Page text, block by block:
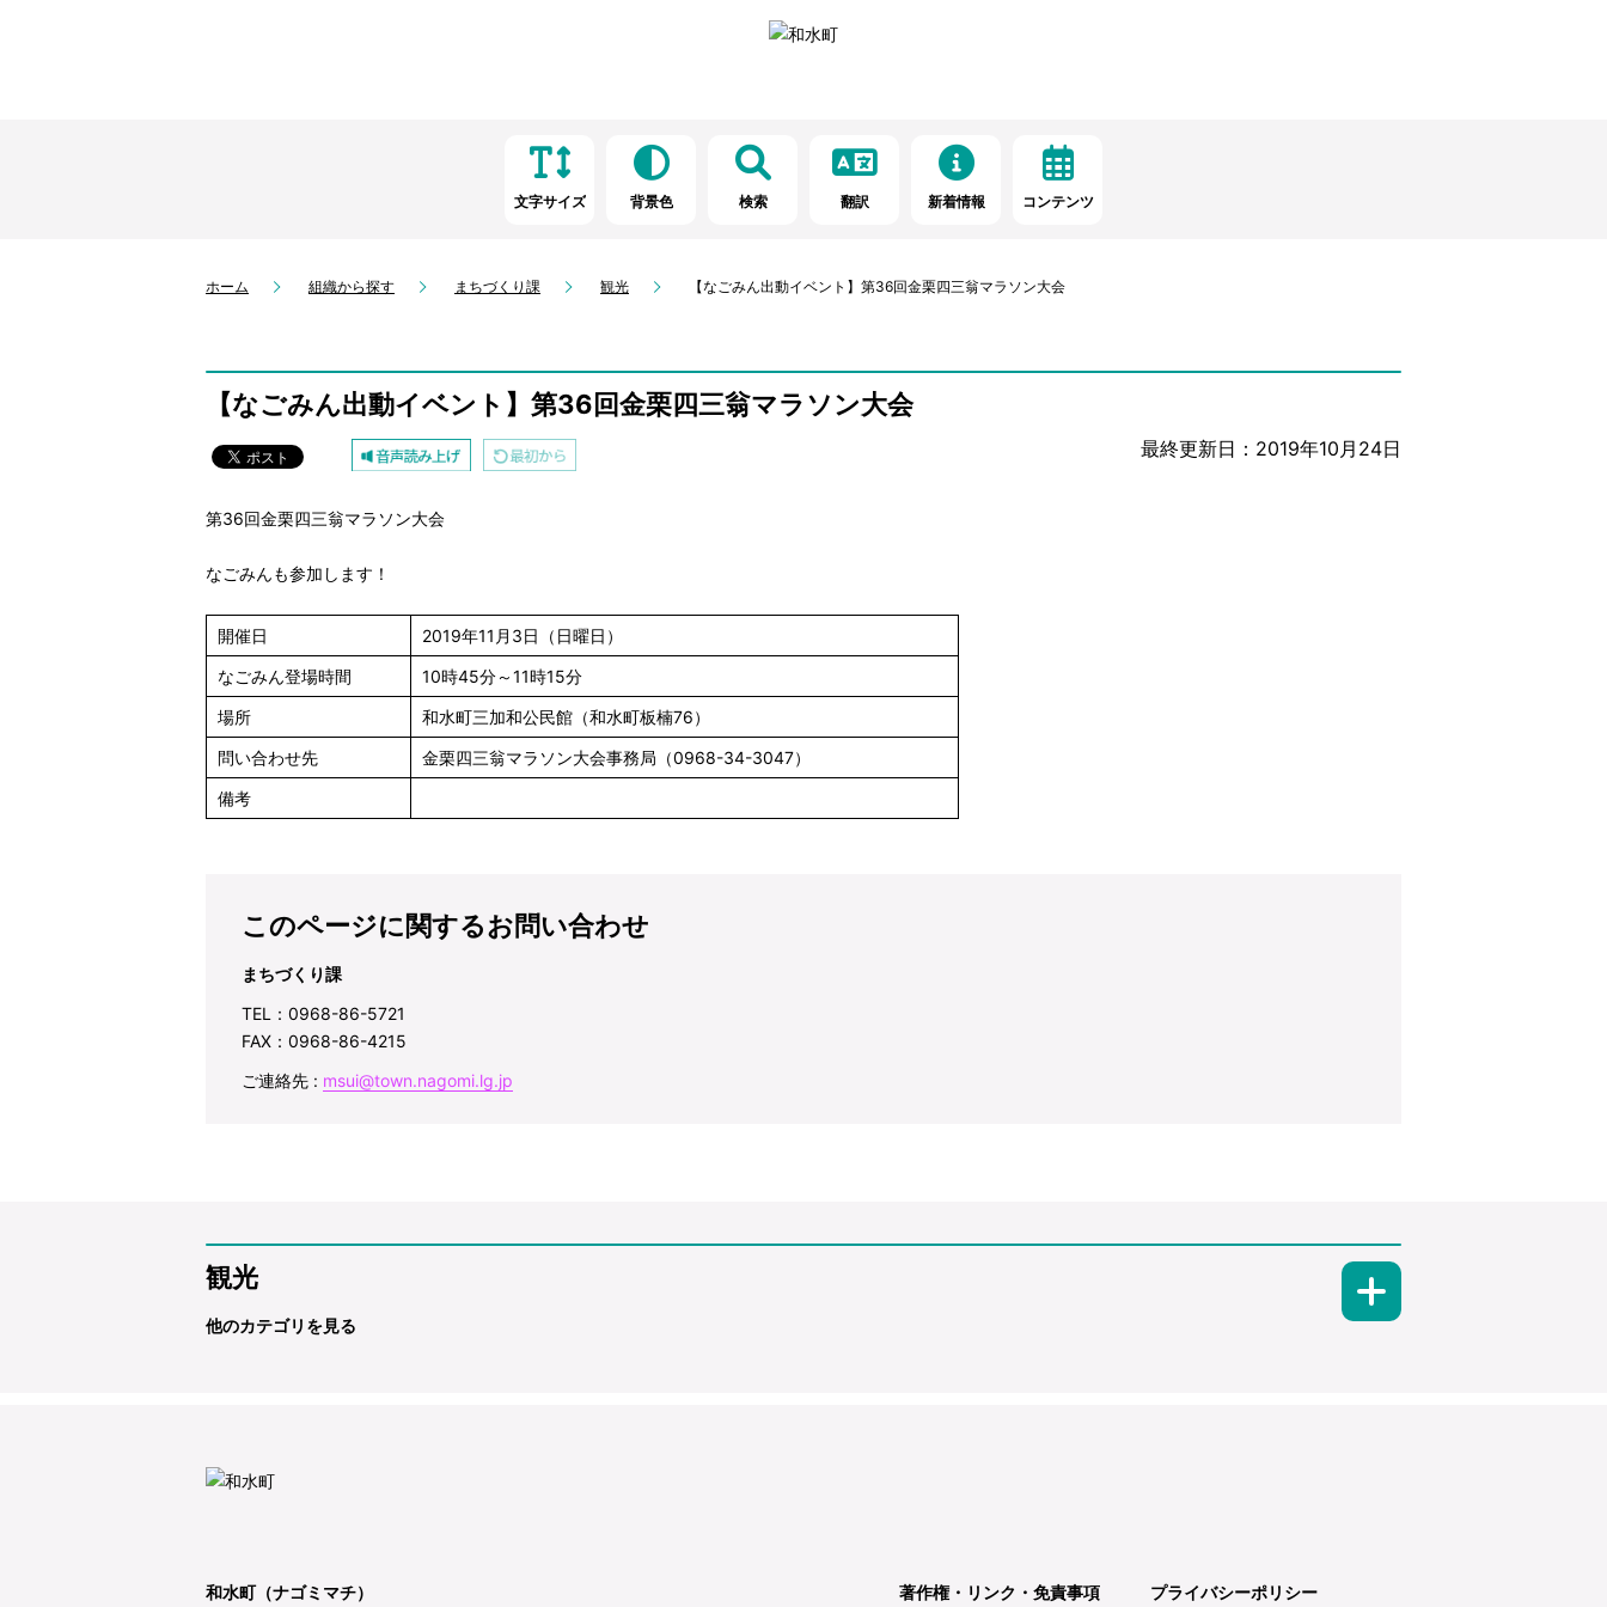
文字サイズ 背景色 検索 翻訳 新着情報 コンテンツ
ホーム 組織から探す まちづくり課 観光 【なごみん出動イベント】第36回金栗四三翁マラソン大会
【なごみん出動イベント】第36回金栗四三翁マラソン大会
最終更新日：2019年10月24日
第36回金栗四三翁マラソン大会
なごみんも参加します！
開催日
2019年11月3日（日曜日）
なごみん登場時間
10時45分～11時15分
場所
和水町三加和公民館（和水町板楠76）
問い合わせ先
金栗四三翁マラソン大会事務局（0968-34-3047）
備考
このページに関するお問い合わせ
まちづくり課
TEL：0968-86-5721
FAX：0968-86-4215
ご連絡先 : msui@town.nagomi.lg.jp
観光
他のカテゴリを見る
和水町（ナゴミマチ） 著作権・リンク・免責事項 プライバシーポリシー